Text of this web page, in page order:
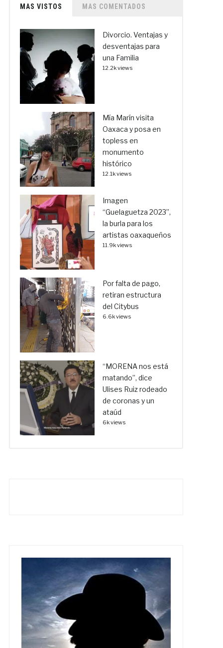
MAS VISTOS MAS COMENTADOS
Divorcio. Ventajas y
desventajas para
una Familia
12.2k views
Mía Marín visita
Oaxaca y posa en
topless en
monumento
histórico
12.1k views
Imagen
“Guelaguetza 2023”,
la burla para los
artistas oaxaqueños
11.9k views
Por falta de pago,
retiran estructura
del Citybus
6.6k views
“MORENA nos está
matando”, dice
Ulises Ruiz rodeado
de coronas y un
ataúd
6k views